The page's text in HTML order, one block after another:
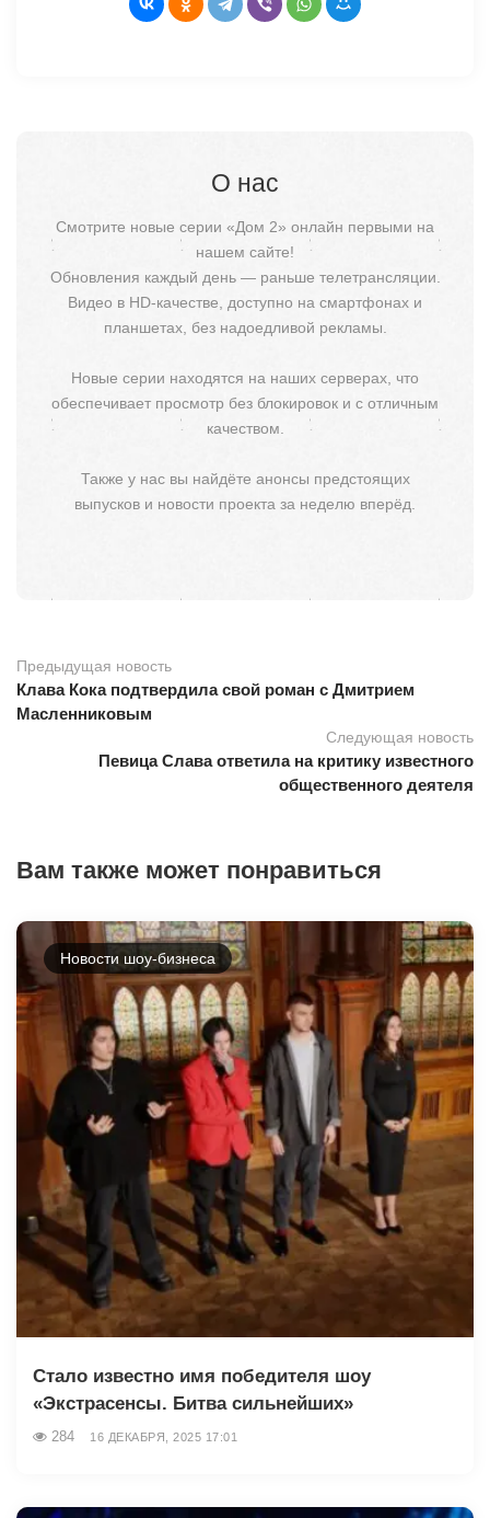
О нас
Смотрите новые серии «Дом 2» онлайн первыми на
нашем сайте!
Обновления каждый день — раньше телетрансляции.
Видео в HD-качестве, доступно на смартфонах и
планшетах, без надоедливой рекламы.
Новые серии находятся на наших серверах, что
обеспечивает просмотр без блокировок и с отличным
качеством.
Также у нас вы найдёте анонсы предстоящих
выпусков и новости проекта за неделю вперёд.
Предыдущая новость
Клава Кока подтвердила свой роман с Дмитрием
Масленниковым
Следующая новость
Певица Слава ответила на критику известного
общественного деятеля
Вам также может понравиться
Новости шоу-бизнеса
Стало известно имя победителя шоу
«Экстрасенсы. Битва сильнейших»
284 16 ДЕКАБРЯ, 2025 17:01